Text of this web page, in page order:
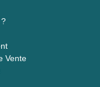
Vente